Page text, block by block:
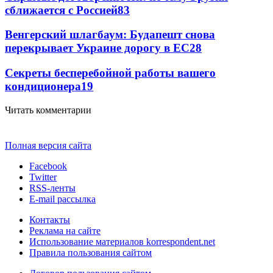
сближается с Россией83
Венгерский шлагбаум: Будапешт снова
перекрывает Украине дорогу в ЕС28
Секреты бесперебойной работы вашего
кондиционера19
Читать комментарии
Полная версия сайта
Facebook
Twitter
RSS-ленты
E-mail рассылка
Контакты
Реклама на сайте
Использование материалов korrespondent.net
Правила пользования сайтом